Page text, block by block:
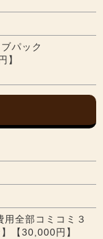
パック
】
全部コミコミ３
【30,000円】